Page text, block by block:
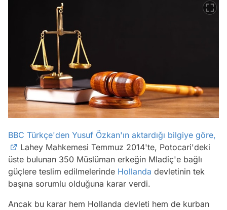
BBC Türkçe'den Yusuf Özkan'ın aktardığı bilgiye göre,
Lahey Mahkemesi Temmuz 2014'te, Potocari'deki
üste bulunan 350 Müslüman erkeğin Mladiç'e bağlı
güçlere teslim edilmelerinde Hollanda devletinin tek
başına sorumlu olduğuna karar verdi.
Ancak bu karar hem Hollanda devleti hem de kurban